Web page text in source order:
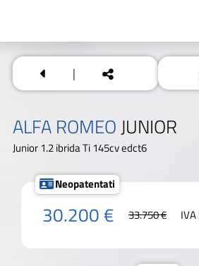
|
ALFA ROMEOJUNIOR
Junior 1.2 ibrida Ti 145cv edct6
Neopatentati
30.200 € 33.750 €